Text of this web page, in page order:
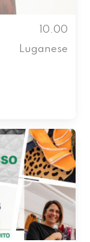
10.00
Luganese